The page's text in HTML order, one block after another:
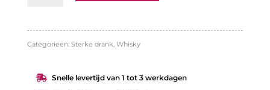
2013
jaar
Categorieën: Sterke drank, Whisky
 Snelle levertijd van 1 tot 3 werkdagen